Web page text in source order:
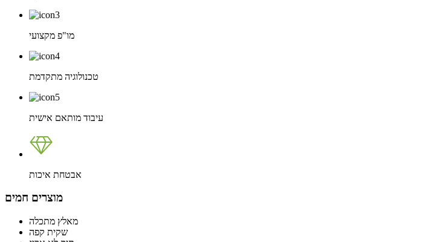
מו"פ מקצועי
טכנולוגיה מתקדמת
עיבוד מותאם אישית
אבטחת איכות
מוצרים חמים
מאלץ מתכלה
שקית קפה